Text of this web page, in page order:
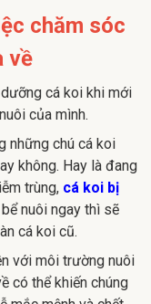
chăm sóc
về
cá koi khi mới
của mình.
những chú cá koi
không. Hay là đang
trùng, cá koi bị
nuôi ngay thì sẽ
cá koi cũ.
với môi trường nuôi
có thể khiến chúng